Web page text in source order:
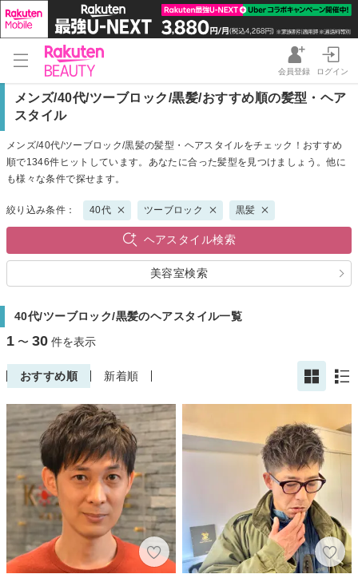
会員登録 ログイン
メンズ/40代/ツーブロック/黒髪/おすすめ順の髪型・ヘア
スタイル
メンズ/40代/ツーブロック/黒髪の髪型・ヘアスタイルをチェック！おすすめ
順で1346件ヒットしています。あなたに合った髪型を見つけましょう。他に
も様々な条件で探せます。
絞り込み条件： 40代 ツーブロック 黒髪
ヘアスタイル検索
美容室検索
40代/ツーブロック/黒髪のヘアスタイル一覧
1 〜 30 件を表示
おすすめ順 新着順